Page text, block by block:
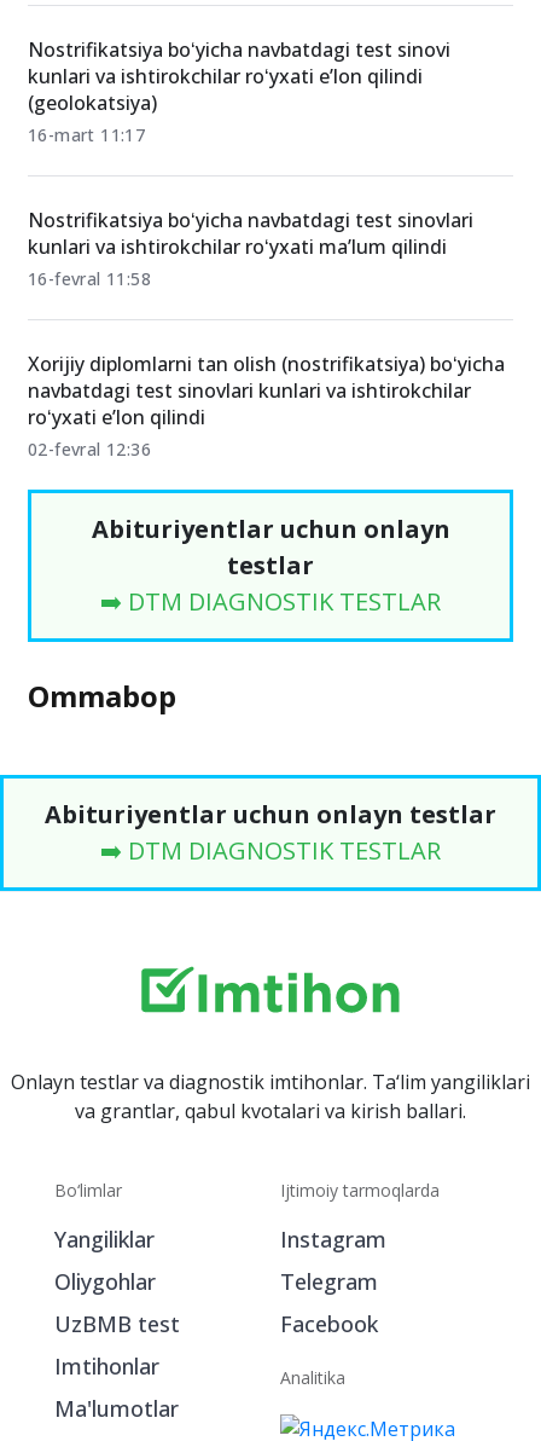
Nostrifikatsiya boʻyicha navbatdagi test sinovi
kunlari va ishtirokchilar roʻyxati e’lon qilindi
(geolokatsiya)
16-mart 11:17
Nostrifikatsiya boʻyicha navbatdagi test sinovlari
kunlari va ishtirokchilar roʻyxati ma’lum qilindi
16-fevral 11:58
Xorijiy diplomlarni tan olish (nostrifikatsiya) boʻyicha
navbatdagi test sinovlari kunlari va ishtirokchilar
roʻyxati eʼlon qilindi
02-fevral 12:36
Abituriyentlar uchun onlayn
testlar
➡️ DTM DIAGNOSTIK TESTLAR
Ommabop
Abituriyentlar uchun onlayn testlar
➡️ DTM DIAGNOSTIK TESTLAR
Onlayn testlar va diagnostik imtihonlar. Ta‘lim yangiliklari
va grantlar, qabul kvotalari va kirish ballari.
Bo‘limlar
Yangiliklar
Oliygohlar
UzBMB test
Imtihonlar
Ma'lumotlar
Ijtimoiy tarmoqlarda
Instagram
Telegram
Facebook
Analitika